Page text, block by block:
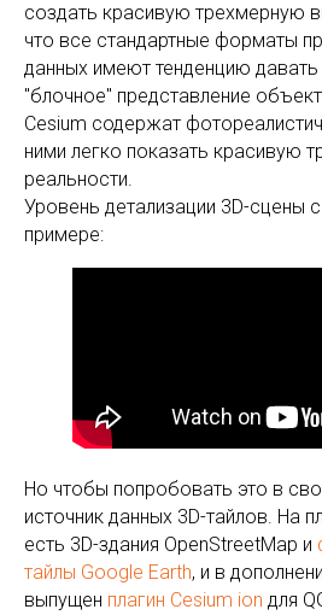
создать красивую трехмерную
что все стандартные форматы
данных имеют тенденцию
"блочное" представление
Cesium содержат
ними легко показать красивую
реальности.
Уровень детализации 3D-сцены
примере:
Но чтобы попробовать это в
источник данных 3D-тайлов. На
есть 3D-здания OpenStreetMap и
тайлы Google Earth, и в
выпущен плагин Cesium ion для